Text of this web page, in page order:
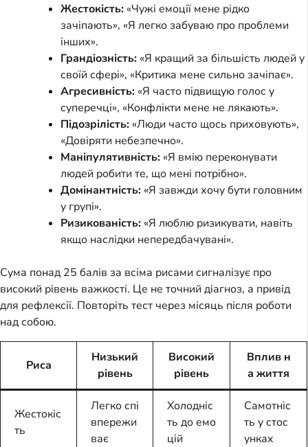
Жестокість: «Чужі емоції мене рідко
зачіпають», «Я легко забуваю про проблеми
інших».
Грандіозність: «Я кращий за більшість людей у
своїй сфері», «Критика мене сильно зачіпає».
Агресивність: «Я часто підвищую голос у
суперечці», «Конфлікти мене не лякають».
Підозрілість: «Люди часто щось приховують»,
«Довіряти небезпечно».
Маніпулятивність: «Я вмію переконувати
людей робити те, що мені потрібно».
Домінантність: «Я завжди хочу бути головним
у групі».
Ризикованість: «Я люблю ризикувати, навіть
якщо наслідки непередбачувані».
Сума понад 25 балів за всіма рисами сигналізує про
високий рівень важкості. Це не точний діагноз, а привід
для рефлексії. Повторіть тест через місяць після роботи
над собою.
Риса
Низький
рівень
Високий
рівень
Вплив н
а життя
Жестокіс
ть
Легко спі
впережи
ває
Холодніс
ть до емо
цій
Самотніс
ть у стос
унках